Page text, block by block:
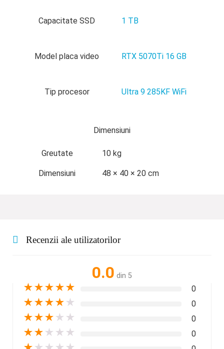
Capacitate SSD 1 TB
Model placa video RTX 5070Ti 16 GB
Tip procesor Ultra 9 285KF WiFi
Dimensiuni
Greutate 10 kg
Dimensiuni 48 × 40 × 20 cm
Recenzii ale utilizatorilor
0.0 din 5
★★★★★ 0
★★★★ ★ 0
★★★ ★ ★ 0
★★ ★ ★ ★ 0